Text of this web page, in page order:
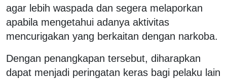
agar lebih waspada dan segera melaporkan
apabila mengetahui adanya aktivitas
mencurigakan yang berkaitan dengan narkoba.
Dengan penangkapan tersebut, diharapkan
dapat menjadi peringatan keras bagi pelaku lain